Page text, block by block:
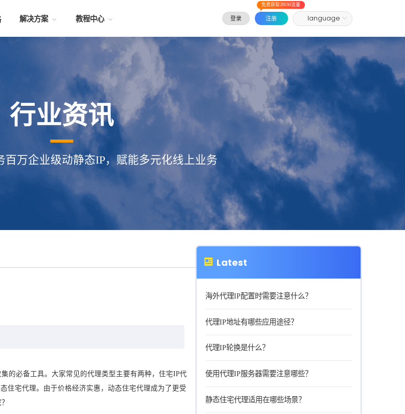
解决方案 教程中心 登录
免费获取200M流量
注册
行业资讯
百万企业级动静态IP，赋能多元化线上业务
的必备工具。大家常见的代理类型主要有两种，住宅IP代
住宅代理。由于价格经济实惠，动态住宅代理成为了更受
Latest
海外代理IP配置时需要注意什么？
代理IP地址有哪些应用途径？
代理IP轮换是什么？
使用代理IP服务器需要注意哪些？
静态住宅代理适用在哪些场景？